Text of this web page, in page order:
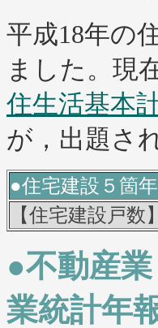
平成18年の
ました。現
住生活基本
が，出題さ
●住宅建設５箇
【住宅建設戸数】
●不動産
業統計年